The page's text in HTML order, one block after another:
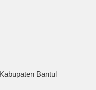
Bantul